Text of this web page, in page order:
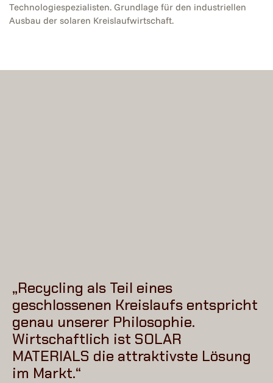
Technologiespezialisten. Grundlage für den industriellen
Ausbau der solaren Kreislaufwirtschaft.
„Recycling als Teil eines
geschlossenen Kreislaufs entspricht
genau unserer Philosophie.
Wirtschaftlich ist SOLAR
MATERIALS die attraktivste Lösung
im Markt.“